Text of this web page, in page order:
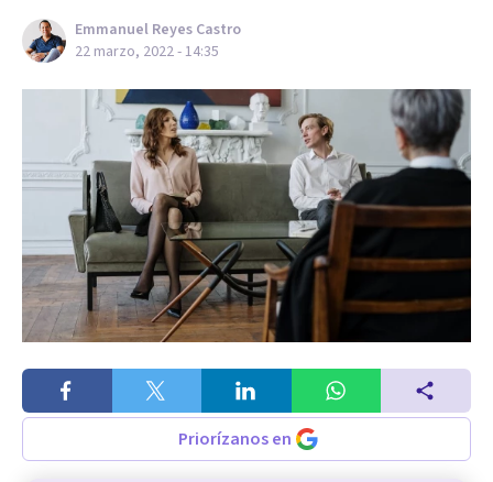
Emmanuel Reyes Castro
22 marzo, 2022 - 14:35
Priorízanos en